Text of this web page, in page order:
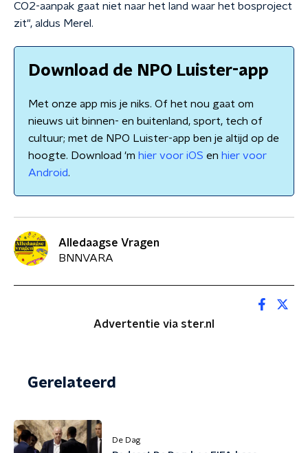
CO2-aanpak gaat niet naar het land waar het bosproject
zit", aldus Merel.
Download de NPO Luister-app
Met onze app mis je niks. Of het nou gaat om
nieuws uit binnen- en buitenland, sport, tech of
cultuur; met de NPO Luister-app ben je altijd op de
hoogte. Download 'm hier voor iOS en hier voor
Android.
Alledaagse Vragen
BNNVARA
Advertentie via ster.nl
Gerelateerd
De Dag